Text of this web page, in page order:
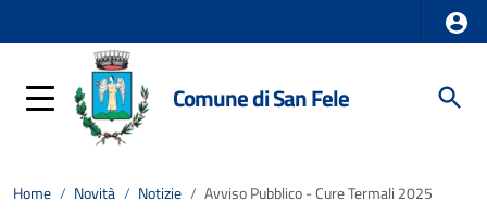
Comune di San Fele
Home / Novità / Notizie / Avviso Pubblico - Cure Termali 2025